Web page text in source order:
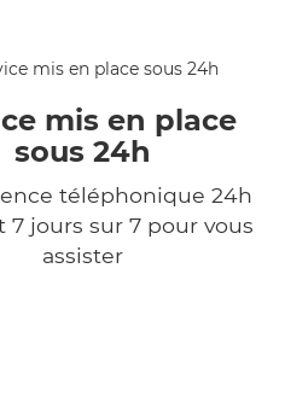
mis en place
sous 24h
téléphonique 24h
7 jours sur 7 pour vous
assister